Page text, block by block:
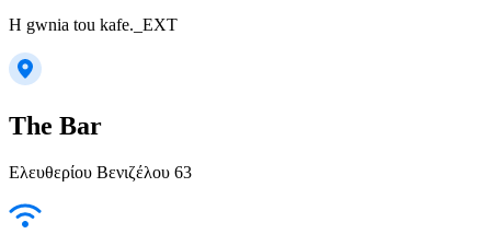
H gwnia tou kafe._EXT
The Bar
Ελευθερίου Βενιζέλου 63